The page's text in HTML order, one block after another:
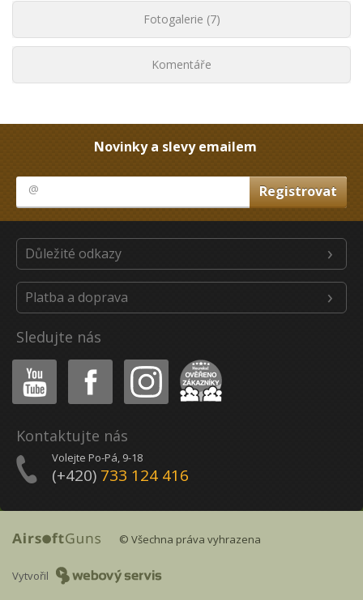
Fotogalerie (7)
Komentáře
Novinky a slevy emailem
Důležité odkazy
Platba a doprava
Sledujte nás
Youtube Facebook Instagram Heureka
Kontaktujte nás
Volejte Po-Pá, 9-18
(+420) 733 124 416
© Všechna práva vyhrazena
Vytvořil